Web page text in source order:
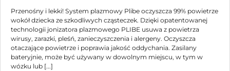
Przenośny i lekki! System plazmowy Plibe oczyszcza 99% powietrze
wokół dziecka ze szkodliwych cząsteczek. Dzięki opatentowanej
technologii jonizatora plazmowego PLIBE usuwa z powietrza
wirusy, zarazki, pleśń, zanieczyszczenia i alergeny. Oczyszcza
otaczające powietrze i poprawia jakość oddychania. Zasilany
bateryjnie, może być używany w dowolnym miejscu, w tym w
wózku lub [...]